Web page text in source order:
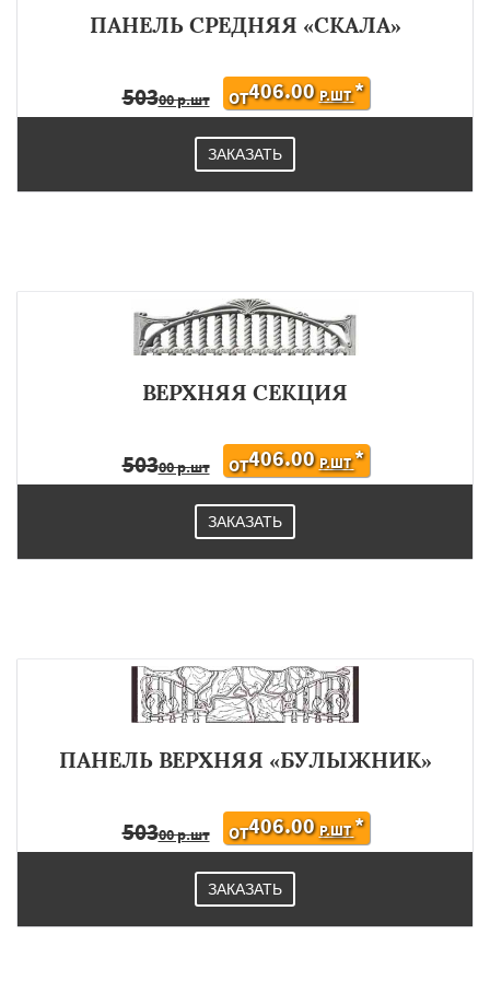
ПАНЕЛЬ СРЕДНЯЯ «СКАЛА»
50300 р.шт ОТ406.00 Р.ШТ*
ЗАКАЗАТЬ
ВЕРХНЯЯ СЕКЦИЯ
50300 р.шт ОТ406.00 Р.ШТ*
ЗАКАЗАТЬ
ПАНЕЛЬ ВЕРХНЯЯ «БУЛЫЖНИК»
50300 р.шт ОТ406.00 Р.ШТ*
ЗАКАЗАТЬ